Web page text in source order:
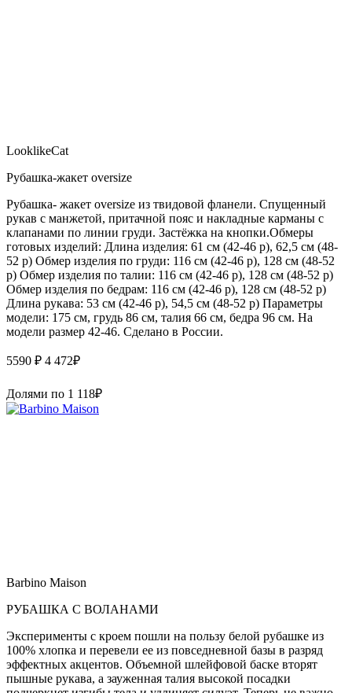
LooklikeCat
Рубашка-жакет oversize
Рубашка- жакет oversize из твидовой фланели. Спущенный
рукав с манжетой, притачной пояс и накладные карманы с
клапанами по линии груди. Застёжка на кнопки.Обмеры
готовых изделий: Длина изделия: 61 см (42-46 р), 62,5 см (48-
52 р) Обмер изделия по груди: 116 см (42-46 р), 128 см (48-52
р) Обмер изделия по талии: 116 см (42-46 р), 128 см (48-52 р)
Обмер изделия по бедрам: 116 см (42-46 р), 128 см (48-52 р)
Длина рукава: 53 см (42-46 р), 54,5 см (48-52 р) Параметры
модели: 175 см, грудь 86 см, талия 66 см, бедра 96 см. На
модели размер 42-46. Сделано в России.
5590 ₽ 4 472₽
Долями по 1 118₽
Barbino Maison
РУБАШКА С ВОЛАНАМИ
Эксперименты с кроем пошли на пользу белой рубашке из
100% хлопка и перевели ее из повседневной базы в разряд
эффектных акцентов. Объемной шлейфовой баске вторят
пышные рукава, а зауженная талия высокой посадки